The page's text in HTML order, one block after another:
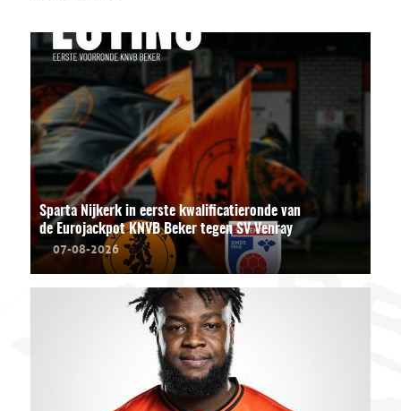
Sparta Nijkerk in eerste kwalificatieronde van
de Eurojackpot KNVB Beker tegen SV Venray
07-08-2026